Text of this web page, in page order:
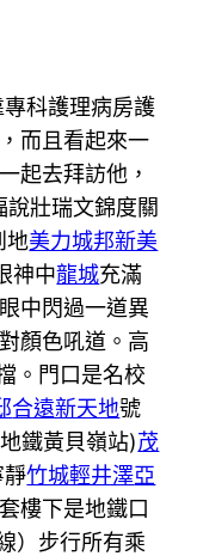
科護理病房護
而且看起來一
起去拜訪他，
壯瑞文錦度關
地美力城邦新美
神中龍城充滿
中閃過一道異
顏色吼道。高
。門口是名校
合遠新天地號
鐵黃貝嶺站)茂
靜竹城輕井澤亞
套樓下是地鐵口
）步行所有乘